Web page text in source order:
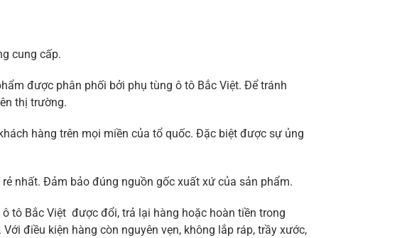
cung cấp.
được phân phối bởi phụ tùng ô tô Bắc Việt. Để tránh
thị trường.
hàng trên mọi miền của tổ quốc. Đặc biệt được sự ủng
nhất. Đảm bảo đúng nguồn gốc xuất xứ của sản phẩm.
tô Bắc Việt được đổi, trả lại hàng hoặc hoàn tiền trong
điều kiện hàng còn nguyên vẹn, không lắp ráp, trầy xước,